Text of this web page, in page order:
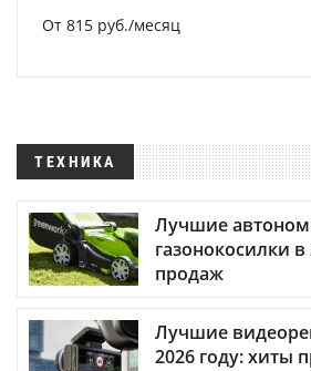
От 815 руб./месяц
ТЕХНИКА
Лучшие
газонокосилки
продаж
Лучшие
2026 году: хиты